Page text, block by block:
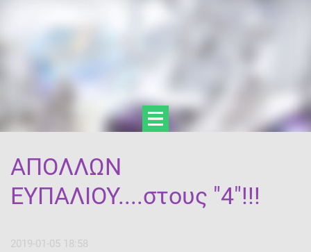
ΑΠΟΛΛΩΝ
ΕΥΠΑΛΙΟΥ....στους "4"!!!
2019-01-05 18:58